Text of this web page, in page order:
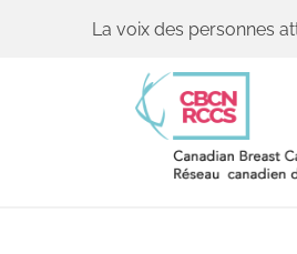
La voix des personnes